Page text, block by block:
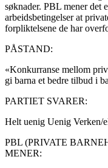
søknader. PBL mener det
arbeidsbetingelser at
forpliktelsene de har
PÅSTAND:
«Konkurranse mellom
gi barna et bedre tilbud i
PARTIET SVARER:
Helt uenig Uenig Verken/
PBL (PRIVATE
MENER: